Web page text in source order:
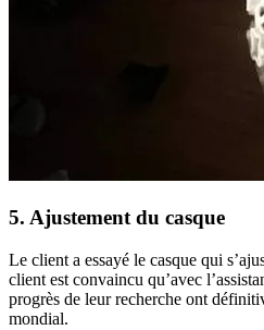
5. Ajustement du casque
Le client a essayé le casque qui
client est convaincu qu’avec
progrès de leur recherche ont
mondial.